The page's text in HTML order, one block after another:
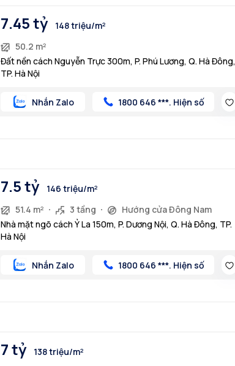
7.45 tỷ
148 triệu/m²
50.2 m²
Đất nền cách Nguyễn Trực 300m, P. Phú Lương, Q. Hà Đông,
TP. Hà Nội
Nhắn Zalo 1800 646 ***. Hiện số
7.5 tỷ
146 triệu/m²
51.4 m²
3 tầng
Hướng cửa Đông Nam
Nhà mặt ngõ cách Ỷ La 150m, P. Dương Nội, Q. Hà Đông, TP.
Hà Nội
Nhắn Zalo 1800 646 ***. Hiện số
7 tỷ
138 triệu/m²